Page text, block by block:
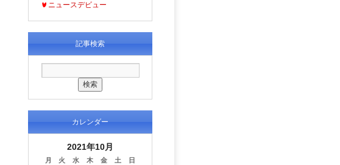
ニュースデビュー
記事検索
カレンダー
2021年10月
月 火 水 木 金 土 日